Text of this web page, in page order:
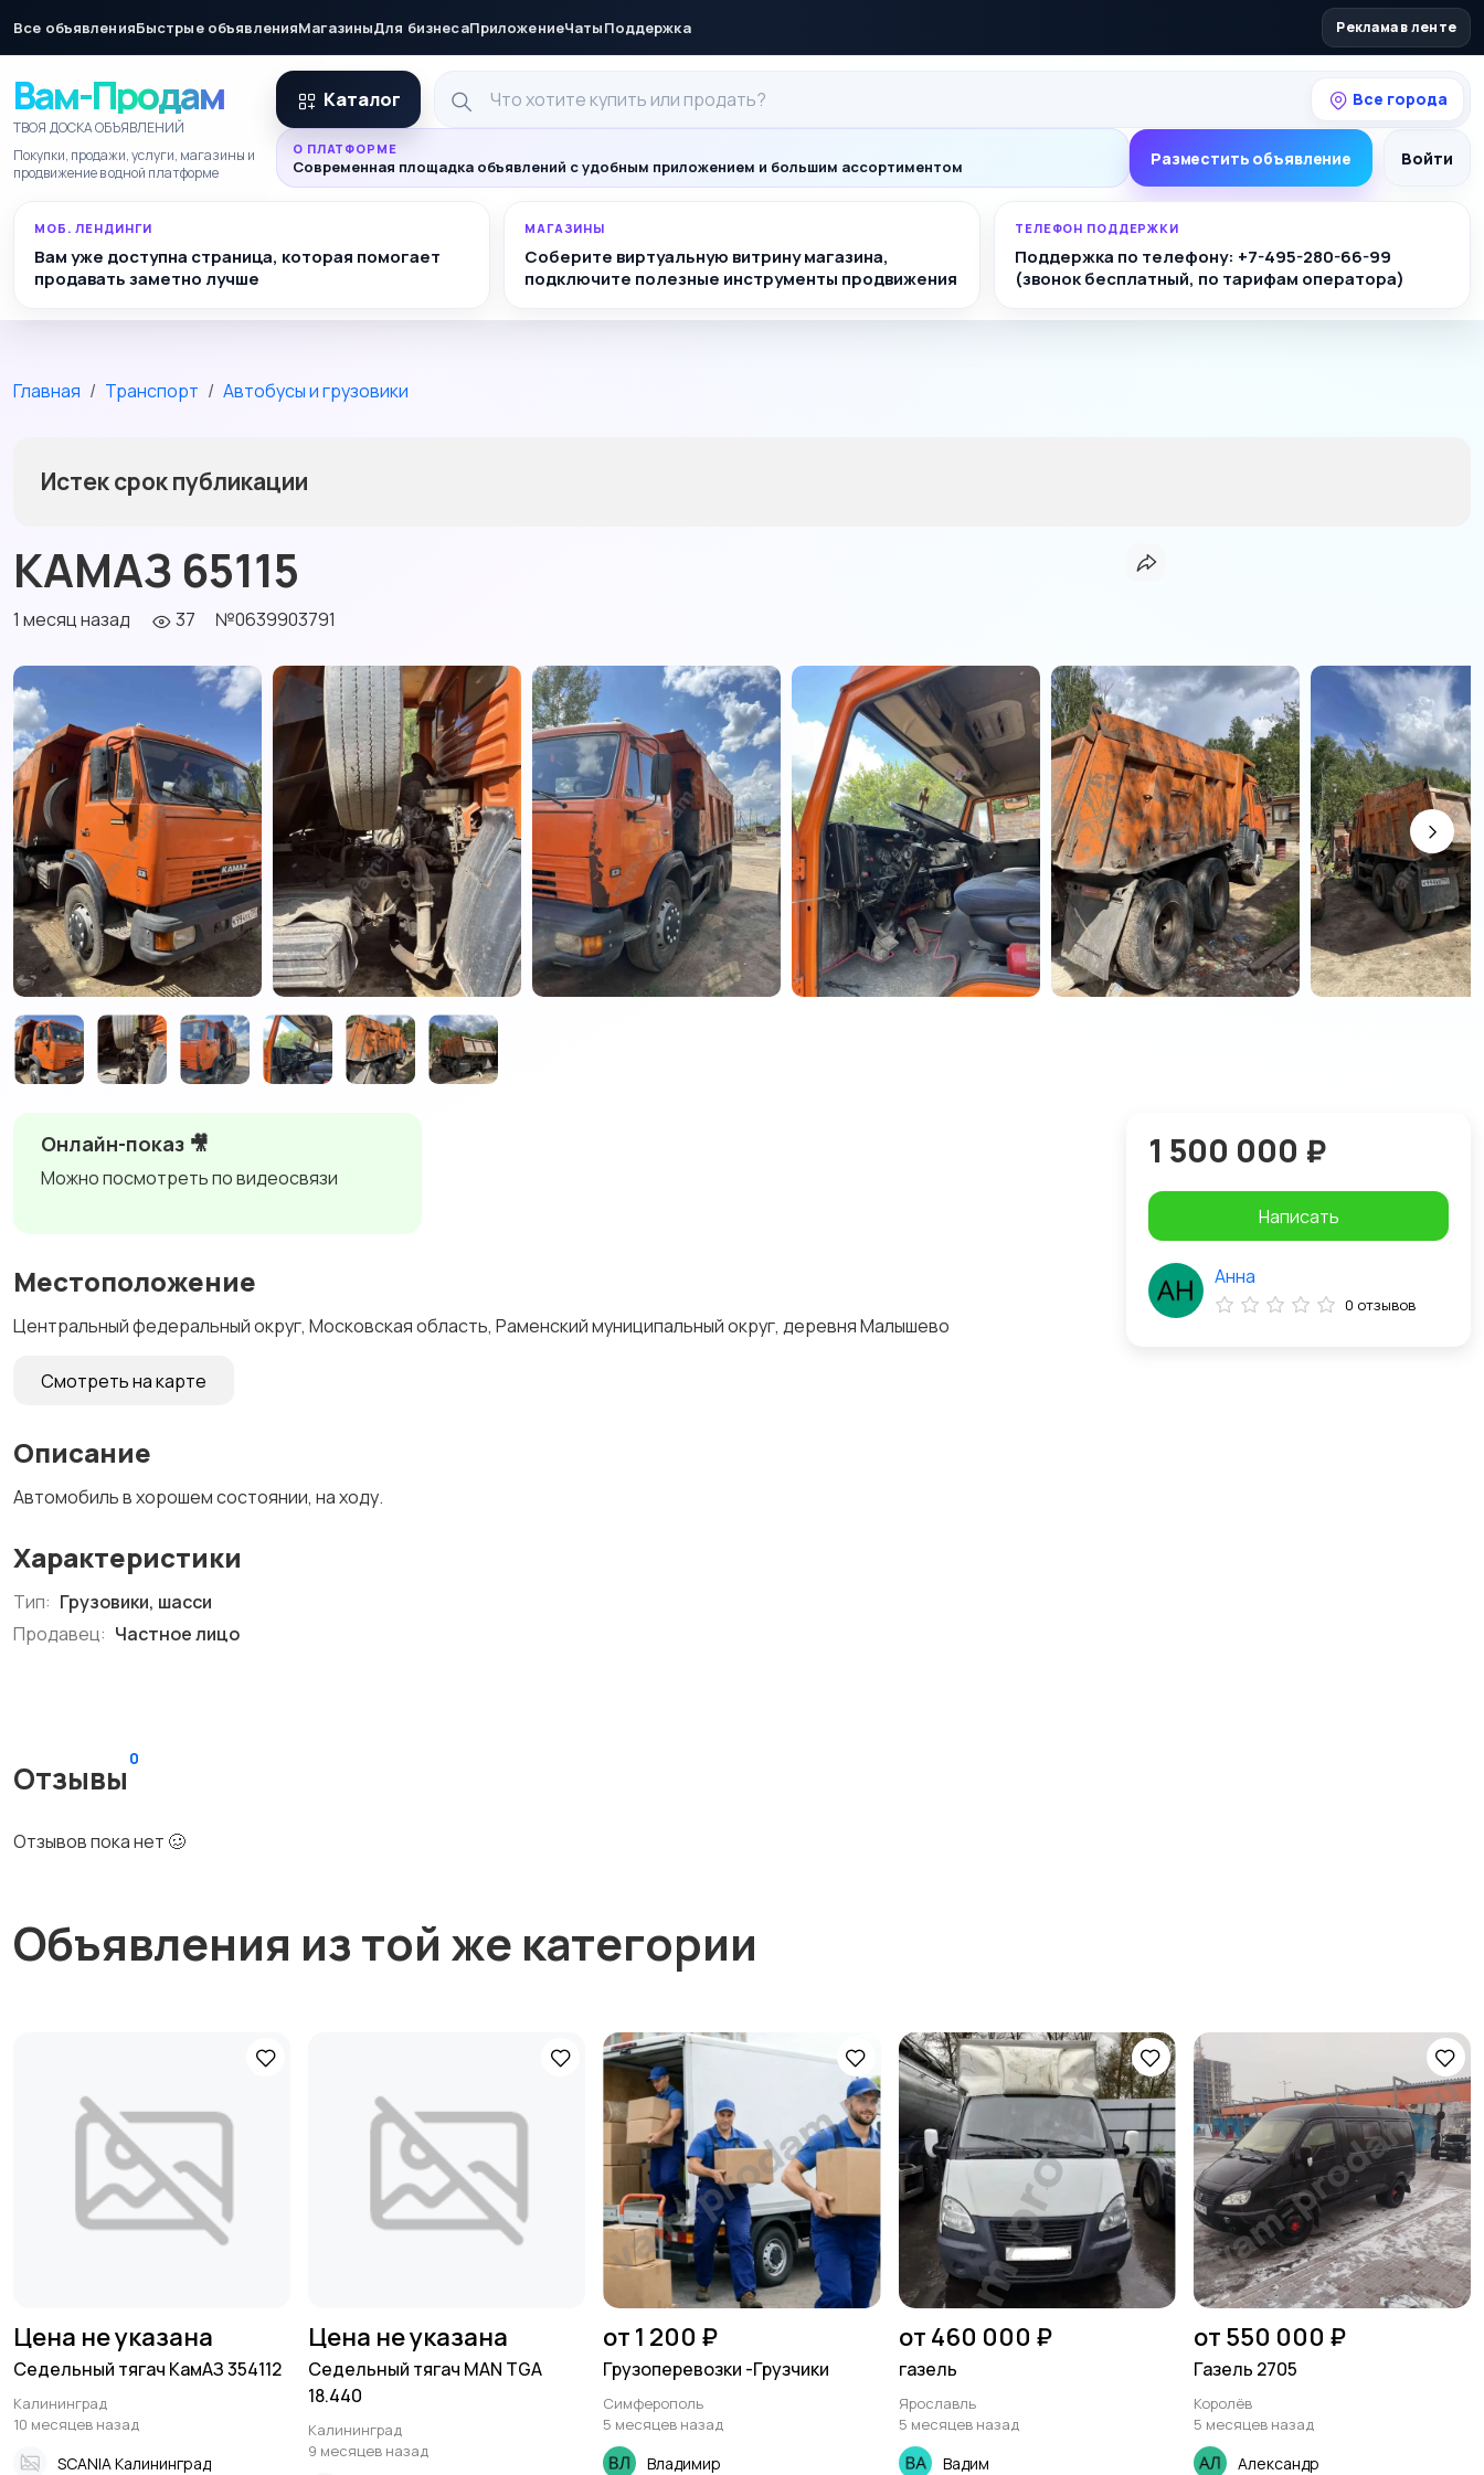
Все объявленияБыстрые объявленияМагазиныДля бизнесаПриложениеЧатыПоддержка Реклама в ленте
Вам-Продам
ТВОЯ ДОСКА ОБЪЯВЛЕНИЙ
Покупки, продажи, услуги, магазины и
продвижение в одной платформе
Каталог Все города
О ПЛАТФОРМЕ
Современная площадка объявлений с удобным приложением и большим ассортиментом Разместить объявление Войти
МОБ. ЛЕНДИНГИ
Вам уже доступна страница, которая помогает
продавать заметно лучше
МАГАЗИНЫ
Соберите виртуальную витрину магазина,
подключите полезные инструменты продвижения
ТЕЛЕФОН ПОДДЕРЖКИ
Поддержка по телефону: +7-495-280-66-99
(звонок бесплатный, по тарифам оператора)
Главная Транспорт Автобусы и грузовики
Истек срок публикации
КАМАЗ 65115
1 месяц назад 37 №0639903791
Онлайн-показ 🎥
Можно посмотреть по видеосвязи
Местоположение
Центральный федеральный округ, Московская область, Раменский муниципальный округ, деревня Малышево
Смотреть на карте
Описание
Автомобиль в хорошем состоянии, на ходу.
Характеристики
Тип: Грузовики, шасси
Продавец: Частное лицо
Отзывы
0
Отзывов пока нет 🥴
1 500 000 ₽
Написать
Анна
0 отзывов
Объявления из той же категории
Цена не указана
Седельный тягач КамАЗ 354112
Калининград
10 месяцев назад
SCANIA Калининград
Цена не указана
Седельный тягач MAN TGA
18.440
Калининград
9 месяцев назад
от 1 200 ₽
Грузоперевозки -Грузчики
Симферополь
5 месяцев назад
Владимир
от 460 000 ₽
газель
Ярославль
5 месяцев назад
Вадим
от 550 000 ₽
Газель 2705
Королёв
5 месяцев назад
Александр